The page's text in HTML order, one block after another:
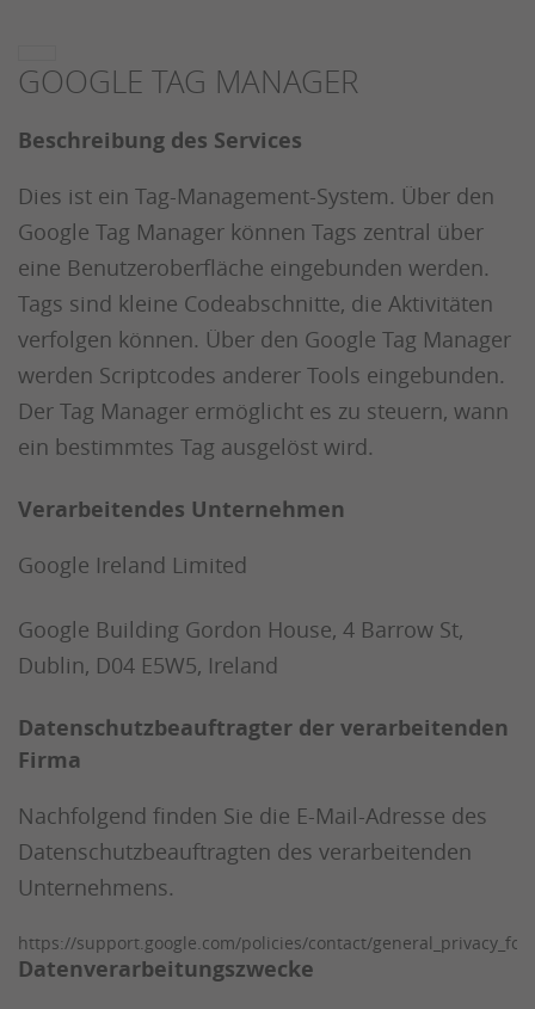
GOOGLE TAG MANAGER
Beschreibung des Services
Dies ist ein Tag-Management-System. Über den
Google Tag Manager können Tags zentral über
eine Benutzeroberfläche eingebunden werden.
Tags sind kleine Codeabschnitte, die Aktivitäten
verfolgen können. Über den Google Tag Manager
werden Scriptcodes anderer Tools eingebunden.
Der Tag Manager ermöglicht es zu steuern, wann
ein bestimmtes Tag ausgelöst wird.
Verarbeitendes Unternehmen
Google Ireland Limited
Google Building Gordon House, 4 Barrow St,
Dublin, D04 E5W5, Ireland
Datenschutzbeauftragter der verarbeitenden
Firma
Nachfolgend finden Sie die E-Mail-Adresse des
Datenschutzbeauftragten des verarbeitenden
Unternehmens.
https://support.google.com/policies/contact/
Datenverarbeitungszwecke